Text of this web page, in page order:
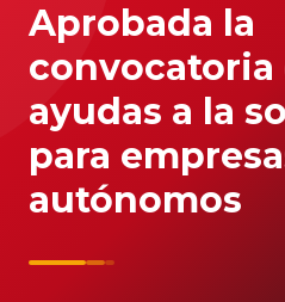
Aprobada la
convocatoria
ayudas a la
para
autónomos